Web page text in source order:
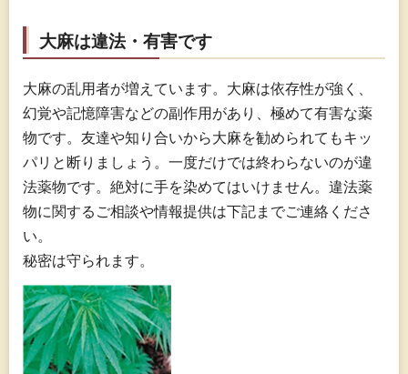
大麻は違法・有害です
大麻の乱用者が増えています。大麻は依存性が強く、
幻覚や記憶障害などの副作用があり、極めて有害な薬
物です。友達や知り合いから大麻を勧められてもキッ
パリと断りましょう。一度だけでは終わらないのが違
法薬物です。絶対に手を染めてはいけません。違法薬
物に関するご相談や情報提供は下記までご連絡くださ
い。
秘密は守られます。